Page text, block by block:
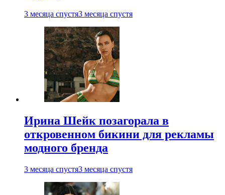
3 месяца спустя3 месяца спустя
Ирина Шейк позагорала в
откровенном бикини для рекламы
модного бренда
3 месяца спустя3 месяца спустя